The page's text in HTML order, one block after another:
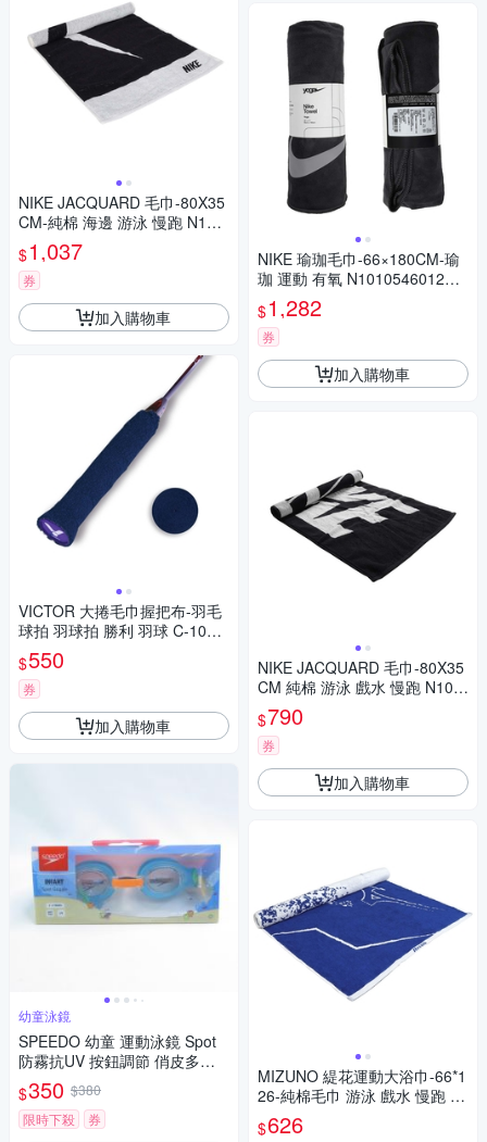
NIKE JACQUARD 毛巾-80X35
CM-純棉 海邊 游泳 慢跑 N100
1539189MD 黑白
$1,037
券
加入購物車
VICTOR 大捲毛巾握把布-羽毛
球拍 羽球拍 勝利 羽球 C-1025
B 丈青
$550
券
加入購物車
幼童泳鏡
SPEEDO 幼童 運動泳鏡 Spot
防霧抗UV 按鈕調節 俏皮多彩 S
D8083821-2色
$350 $380
限時下殺
券
NIKE 瑜珈毛巾-66×180CM-瑜
珈 運動 有氧 N1010546012OS
深灰淺灰
$1,282
券
加入購物車
NIKE JACQUARD 毛巾-80X35
CM 純棉 游泳 戲水 慢跑 N101
3385010MD 黑白
$790
券
加入購物車
MIZUNO 緹花運動大浴巾-66*1
26-純棉毛巾 游泳 戲水 慢跑 32
TYB21127 藍白
$626